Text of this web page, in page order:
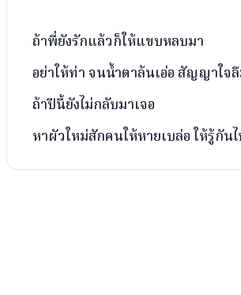
ถ้าพี่ยังรักแล้วก็ให้แขบหลบมา
อย่าให้ท่า จนน้ำตาล้นเอ่อ สัญญาใจ
ถ้าปีนี้ยังไม่กลับมาเจอ
หาผัวใหม่สักคนให้หายเบล่อ ให้รู้กัน